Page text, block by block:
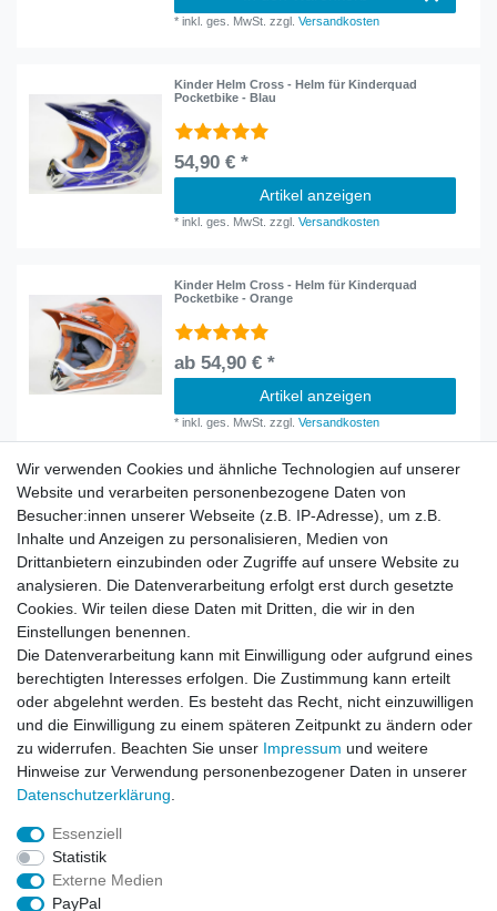
*inkl. ges. MwSt. zzgl.Versandkosten
Kinder Helm Cross - Helm für Kinderquad
Pocketbike - Blau
54,90 € *
Artikel anzeigen
*inkl. ges. MwSt. zzgl.Versandkosten
Kinder Helm Cross - Helm für Kinderquad
Pocketbike - Orange
ab 54,90 € *
Artikel anzeigen
*inkl. ges. MwSt. zzgl.Versandkosten
Rechtliches
AGB
Widerrufsrecht
Impressum
Datenschutzerklärung
Service
Kontakt
Datenschutzerklärung
FAQ / Ratgeber
Kinderquad
E-Bikes / Pedelecs
Dirt Bike & Pocketbike
Quad & ATV
Kinderbuggy | Gokart
Wir verwenden Cookies und ähnliche Technologien auf unserer
Website und verarbeiten personenbezogene Daten von
Besucher:innen unserer Webseite (z.B. IP-Adresse), um z.B.
Inhalte und Anzeigen zu personalisieren, Medien von
Drittanbietern einzubinden oder Zugriffe auf unsere Website zu
analysieren. Die Datenverarbeitung erfolgt erst durch gesetzte
Cookies. Wir teilen diese Daten mit Dritten, die wir in den
Einstellungen benennen.
Die Datenverarbeitung kann mit Einwilligung oder aufgrund eines
berechtigten Interesses erfolgen. Die Zustimmung kann erteilt
oder abgelehnt werden. Es besteht das Recht, nicht einzuwilligen
und die Einwilligung zu einem späteren Zeitpunkt zu ändern oder
zu widerrufen. Beachten Sie unser Impressum und weitere
Hinweise zur Verwendung personenbezogener Daten in unserer
Daten­schutz­erklärung
Essenziell
Statistik
Externe Medien
PayPal